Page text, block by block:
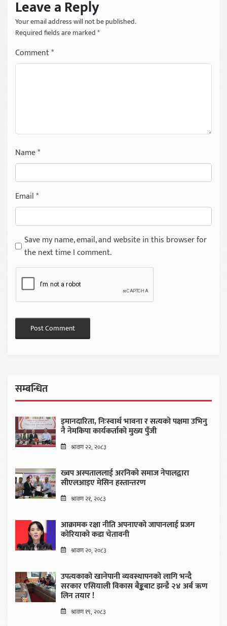
Leave a Reply
Your email address will not be published.
Required fields are marked*
Comment*
Name*
Email*
Save my name, email, and website in this browser for
the next time I comment.
सम्बन्धित
इमानदारिता, निःस्वार्थ भावना र सत्यको पक्षमा उभिनु
नै नेमकिपा कार्यकर्ताको मुख्य पुँजी
श्रावण २२, २०८३
ख्वप अस्पताललाई अरनिको समाज नेपालद्वारा
सीएलआइए मेसिन हस्तान्तरण
श्रावण २१, २०८३
आक्रामक रक्षा नीति अपनाएको जापानलाई प्रजग
कोरियाको कडा चेतावनी
श्रावण २०, २०८३
उपत्यकाको खानेपानी व्यवस्थापनको लागि भन्दै
सरकार एसियाली विकास बैङ्कबाट झन्डै २४ अर्ब ऋण
लिन तयार !
श्रावण १९, २०८३